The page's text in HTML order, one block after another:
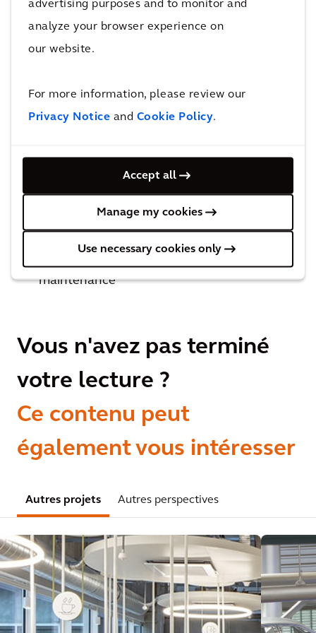
advertising purposes and to monitor and
analyze your browser experience on
our website.
For more information, please review our
Privacy Notice and Cookie Policy.
Accept all
Manage my cookies
Use necessary cookies only
d'offres et de services associés :
Stratégie et programme de la gestion des
Prise de décision et optimisation
opérationnelle de la gestion des actifs
de gestion des actifs
Informations sur les actifs / évaluation de
l'état
Organisation et people
Gestion des actifs/Opérations et
maintenance
Vous n'avez pas terminé
votre lecture ?
Ce contenu peut
également vous intéresser
Autres projets Autres perspectives